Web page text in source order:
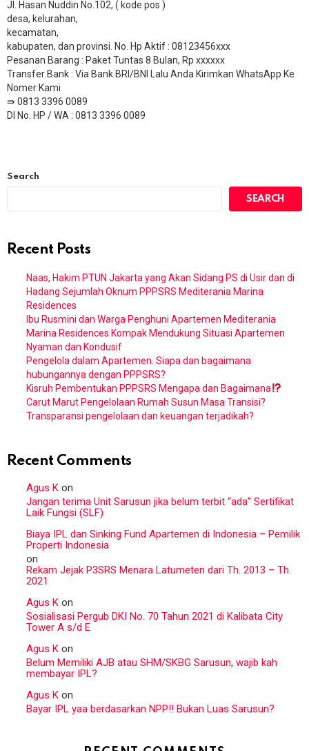
Jl. Hasan Nuddin No.102, ( kode pos )
desa, kelurahan,
kecamatan,
kabupaten, dan provinsi. No. Hp Aktif : 08123456xxx
Pesanan Barang : Paket Tuntas 8 Bulan, Rp xxxxxx
​Transfer Bank : Via Bank BRI/BNI Lalu Anda Kirimkan WhatsApp Ke
Nomer Kami
⇛ 0813 3396 0089
DI No. HP / WA : 0813 3396 0089
Search
SEARCH
Recent Posts
Naas, Hakim PTUN Jakarta yang Akan Sidang PS di Usir dan di
Hadang Sejumlah Oknum PPPSRS Mediterania Marina
Residences
Ibu Rusmini dan Warga Penghuni Apartemen Mediterania
Marina Residences Kompak Mendukung Situasi Apartemen
Nyaman dan Kondusif
Pengelola dalam Apartemen. Siapa dan bagaimana
hubungannya dengan PPPSRS?
Kisruh Pembentukan PPPSRS Mengapa dan Bagaimana
Carut Marut Pengelolaan Rumah Susun Masa Transisi?
Transparansi pengelolaan dan keuangan terjadikah?
Recent Comments
Agus K on
Jangan terima Unit Sarusun jika belum terbit “ada” Sertifikat
Laik Fungsi (SLF)
Biaya IPL dan Sinking Fund Apartemen di Indonesia – Pemilik
Properti Indonesia
on
Rekam Jejak P3SRS Menara Latumeten dari Th. 2013 – Th.
2021
Agus K on
Sosialisasi Pergub DKI No. 70 Tahun 2021 di Kalibata City
Tower A s/d E
Agus K on
Belum Memiliki AJB atau SHM/SKBG Sarusun, wajib kah
membayar IPL?
Agus K on
Bayar IPL yaa berdasarkan NPP!! Bukan Luas Sarusun?